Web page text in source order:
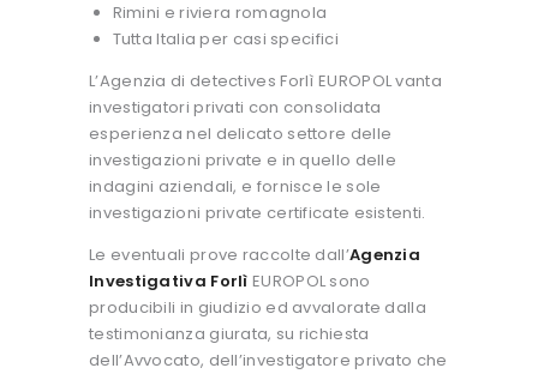
Rimini e riviera romagnola
Tutta Italia per casi specifici
L’Agenzia di detectives Forlì EUROPOL vanta
investigatori privati con consolidata
esperienza nel delicato settore delle
investigazioni private e in quello delle
indagini aziendali, e fornisce le sole
investigazioni private certificate esistenti.
Le eventuali prove raccolte dall’Agenzia
Investigativa Forlì EUROPOL sono
producibili in giudizio ed avvalorate dalla
testimonianza giurata, su richiesta
dell’Avvocato, dell’investigatore privato che